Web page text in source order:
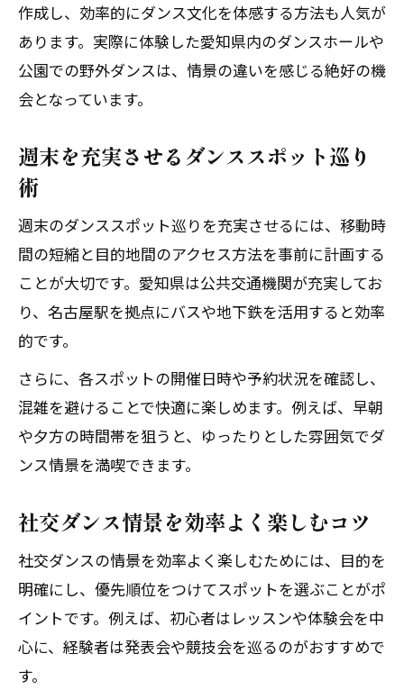
作成し、効率的にダンス文化を体感する方法も人気が
あります。実際に体験した愛知県内のダンスホールや
公園での野外ダンスは、情景の違いを感じる絶好の機
会となっています。
週末を充実させるダンススポット巡り
術
週末のダンススポット巡りを充実させるには、移動時
間の短縮と目的地間のアクセス方法を事前に計画する
ことが大切です。愛知県は公共交通機関が充実してお
り、名古屋駅を拠点にバスや地下鉄を活用すると効率
的です。
さらに、各スポットの開催日時や予約状況を確認し、
混雑を避けることで快適に楽しめます。例えば、早朝
や夕方の時間帯を狙うと、ゆったりとした雰囲気でダ
ンス情景を満喫できます。
社交ダンス情景を効率よく楽しむコツ
社交ダンスの情景を効率よく楽しむためには、目的を
明確にし、優先順位をつけてスポットを選ぶことがポ
イントです。例えば、初心者はレッスンや体験会を中
心に、経験者は発表会や競技会を巡るのがおすすめで
す。